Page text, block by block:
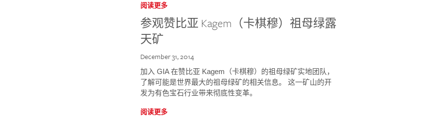
阅读更多
参观赞比亚 Kagem（卡棋穆）祖母绿露
天矿
December 31, 2014
加入 GIA 在赞比亚 Kagem（卡棋穆）的祖母绿矿实地团队，
了解可能是世界最大的祖母绿矿的相关信息。 这一矿山的开
发为有色宝石行业带来彻底性变革。
阅读更多